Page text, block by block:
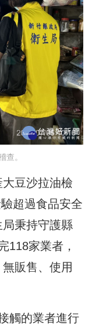
查。
豆沙拉油檢
超過食品安全
秉持守護縣
118家業者，
販售、使用
觸的業者進行